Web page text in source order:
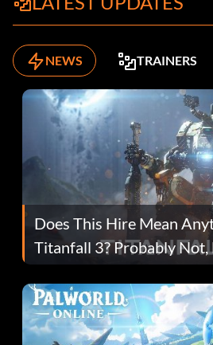
NEWS TRAINERS
Does This Hire Mean
Titanfall 3? Probably Not,
Fans Are Hopeful